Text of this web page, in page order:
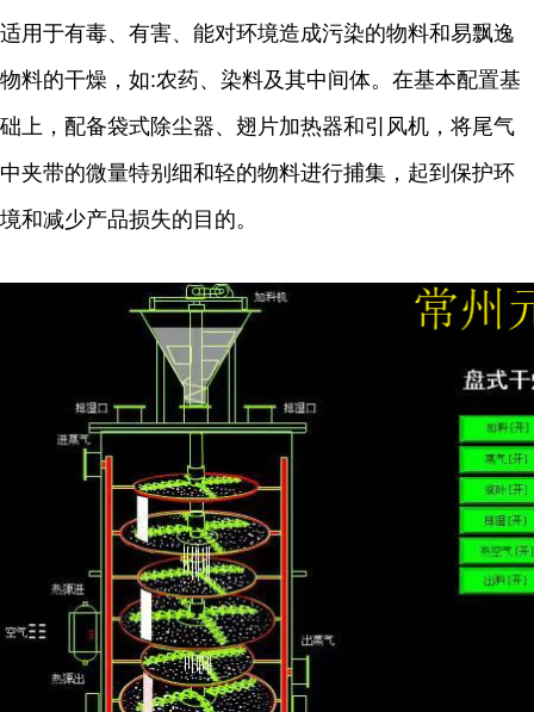
适用于有毒、有害、能对环境造成污染的物料和易飘逸
物料的干燥，如:农药、染料及其中间体。在基本配置基
础上，配备袋式除尘器、翅片加热器和引风机，将尾气
中夹带的微量特别细和轻的物料进行捕集，起到保护环
境和减少产品损失的目的。